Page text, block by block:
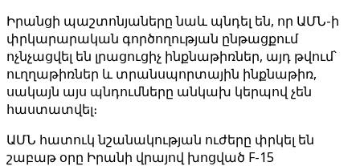
Իրանցի պաշտոնյաները նաև պնդել են, որ ԱՄՆ-ի
փրկարարական գործողության ընթացքում
ոչնչացվել են լրացուցիչ ինքնաթիռներ, այդ թվում՝
ուղղաթիռներ և տրանսպորտային ինքնաթիռ,
սակայն այս պնդումները անկախ կերպով չեն
հաստատվել։
ԱՄՆ հատուկ նշանակության ուժերը փրկել են
շաբաթ օրը Իրանի վրայով խոցված F-15